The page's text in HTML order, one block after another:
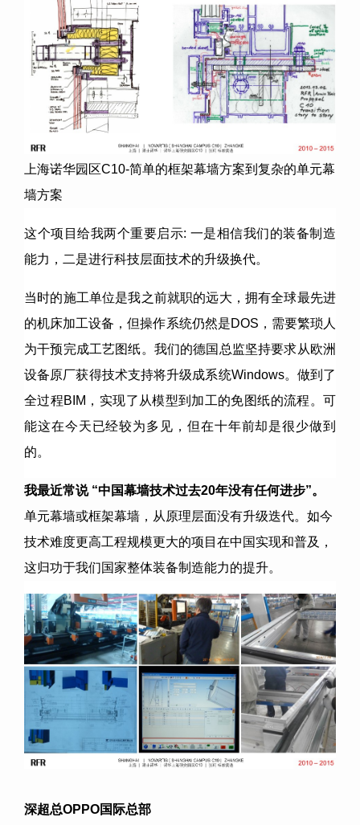
上海诺华园区C10-简单的框架幕墙方案到复杂的单元幕
墙方案
这个项目给我两个重要启示: 一是相信我们的装备制造
能力，二是进行科技层面技术的升级换代。
当时的施工单位是我之前就职的远大，拥有全球最先进
的机床加工设备，但操作系统仍然是DOS，需要繁琐人
为干预完成工艺图纸。我们的德国总监坚持要求从欧洲
设备原厂获得技术支持将升级成系统Windows。做到了
全过程BIM，实现了从模型到加工的免图纸的流程。可
能这在今天已经较为多见，但在十年前却是很少做到
的。
我最近常说“中国幕墙技术过去20年没有任何进步”。
单元幕墙或框架幕墙，从原理层面没有升级迭代。如今
技术难度更高工程规模更大的项目在中国实现和普及，
这归功于我们国家整体装备制造能力的提升。
深超总OPPO国际总部